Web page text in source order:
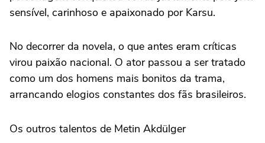
sensível, carinhoso e apaixonado por Karsu.
No decorrer da novela, o que antes eram críticas
virou paixão nacional. O ator passou a ser tratado
como um dos homens mais bonitos da trama,
arrancando elogios constantes dos fãs brasileiros.
Os outros talentos de Metin Akdülger